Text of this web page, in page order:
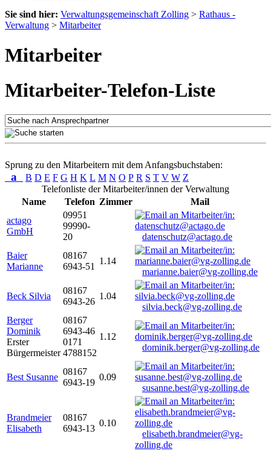
Sie sind hier: Verwaltungsgemeinschaft Zolling > Rathaus -
Verwaltung > Mitarbeiter
Mitarbeiter
Mitarbeiter-Telefon-Liste
Sprung zu den Mitarbeitern mit dem Anfangsbuchstaben:
a B D E F G H K L M N O P R S T V W Z
Telefonliste der Mitarbeiter/innen der Verwaltung
Name
Telefon Zimmer
Mail
actago
GmbH
09951
99990-
20
datenschutz@actago.de
Baier
Marianne
08167
6943-51
1.14
marianne.baier@vg-zolling.de
Beck Silvia
08167
6943-26
1.04
silvia.beck@vg-zolling.de
Berger
Dominik
Erster
Bürgermeister
08167
6943-46
0171
4788152
1.12
dominik.berger@vg-zolling.de
Best Susanne
08167
6943-19
0.09
susanne.best@vg-zolling.de
Brandmeier
Elisabeth
08167
6943-13
0.10
elisabeth.brandmeier@vg-
zolling.de